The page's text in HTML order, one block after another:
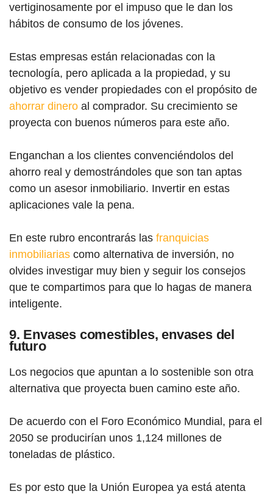
vertiginosamente por el impuso que le dan los
hábitos de consumo de los jóvenes.
Estas empresas están relacionadas con la
tecnología, pero aplicada a la propiedad, y su
objetivo es vender propiedades con el propósito de
ahorrar dinero al comprador. Su crecimiento se
proyecta con buenos números para este año.
Enganchan a los clientes convenciéndolos del
ahorro real y demostrándoles que son tan aptas
como un asesor inmobiliario. Invertir en estas
aplicaciones vale la pena.
En este rubro encontrarás las franquicias
inmobiliarias como alternativa de inversión, no
olvides investigar muy bien y seguir los consejos
que te compartimos para que lo hagas de manera
inteligente.
9. Envases comestibles, envases del
futuro
Los negocios que apuntan a lo sostenible son otra
alternativa que proyecta buen camino este año.
De acuerdo con el Foro Económico Mundial, para el
2050 se producirían unos 1,124 millones de
toneladas de plástico.
Es por esto que la Unión Europea ya está atenta